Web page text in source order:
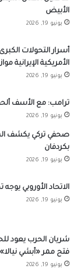
الأبيض
يونيو 19, 2026
أسرار التحولات
الأمريكية الإيرانية
يونيو 19, 2026
ترامب: مع الأسف
يونيو 19, 2026
صحفي تركي يكشف
بكردفان
يونيو 19, 2026
الاتحاد الأوروبي
يونيو 19, 2026
شريان الحرب يعود
فتح ممر «أبشي
يونيو 19, 2026